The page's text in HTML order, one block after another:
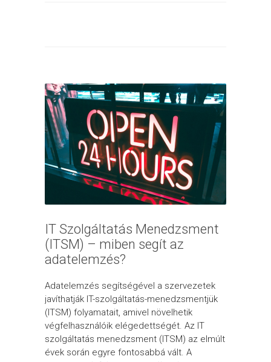
IT Szolgáltatás Menedzsment
(ITSM) – miben segít az
adatelemzés?
Adatelemzés segítségével a szervezetek
javíthatják IT-szolgáltatás-menedzsmentjük
(ITSM) folyamatait, amivel növelhetik
végfelhasználóik elégedettségét. Az IT
szolgáltatás menedzsment (ITSM) az elmúlt
évek során egyre fontosabbá vált. A